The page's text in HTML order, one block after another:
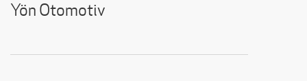
Yön Otomotiv